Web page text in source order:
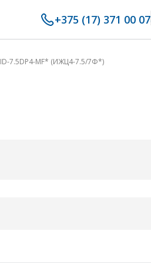
+375 (17) 371 00 07
ID-7.5DP4-MF* (ИЖЦ4-7.5/7Ф*)